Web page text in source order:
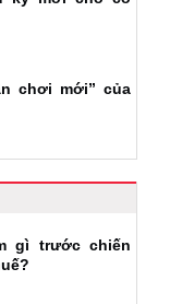
chơi mới” của
gì trước chiến